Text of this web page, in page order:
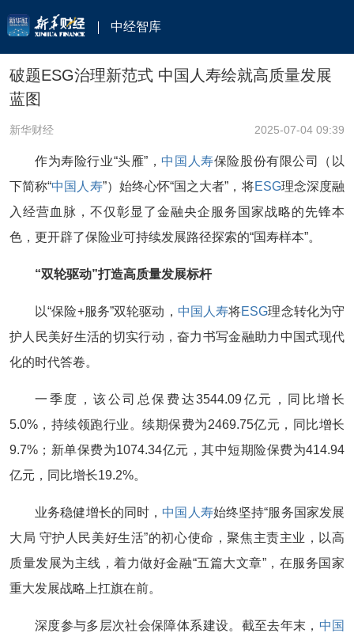
中经智库
破题ESG治理新范式 中国人寿绘就高质量发展
蓝图
新华财经 2025-07-04 09:39
作为寿险行业“头雁”， 中国人寿保险股份有限公司（以
下简称“中国人寿”）始终心怀“国之大者”，将ESG理念深度融
入经营血脉，不仅彰显了金融央企服务国家战略的先锋本
色，更开辟了保险业可持续发展路径探索的“国寿样本”。
“双轮驱动”打造高质量发展标杆
以“保险+服务”双轮驱动， 中国人寿将ESG理念转化为守
护人民美好生活的切实行动，奋力书写金融助力中国式现代
化的时代答卷。
一季度，该公司总保费达3544.09亿元，同比增长
5.0%，持续领跑行业。续期保费为2469.75亿元，同比增长
9.7%；新单保费为1074.34亿元，其中短期险保费为414.94
亿元，同比增长19.2%。
业务稳健增长的同时， 中国人寿始终坚持“服务国家发展
大局 守护人民美好生活”的初心使命，聚焦主责主业，以高
质量发展为主线，着力做好金融“五篇大文章”，在服务国家
重大发展战略上扛旗在前。
深度参与多层次社会保障体系建设。截至去年末， 中国